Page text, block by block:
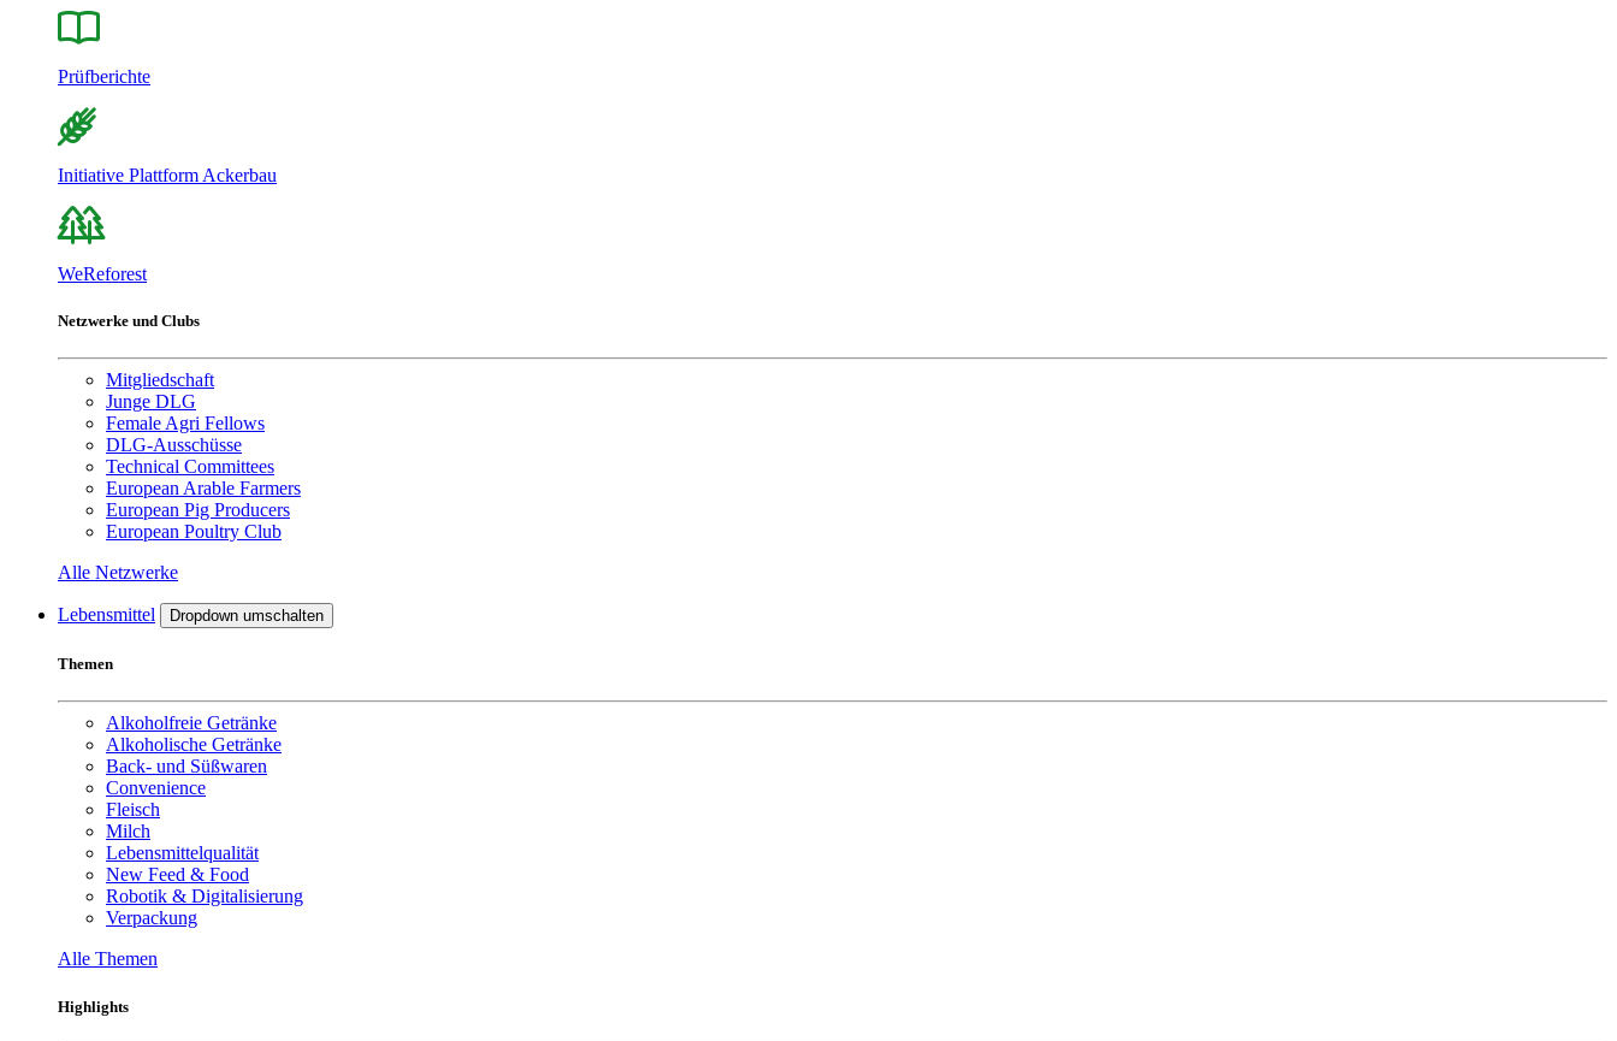
Prüfberichte
Initiative Plattform Ackerbau
WeReforest
Netzwerke und Clubs
Mitgliedschaft
Junge DLG
Female Agri Fellows
DLG-Ausschüsse
Technical Committees
European Arable Farmers
European Pig Producers
European Poultry Club
Alle Netzwerke
Lebensmittel Dropdown umschalten
Themen
Alkoholfreie Getränke
Alkoholische Getränke
Back- und Süßwaren
Convenience
Fleisch
Milch
Lebensmittelqualität
New Feed & Food
Robotik & Digitalisierung
Verpackung
Alle Themen
Highlights